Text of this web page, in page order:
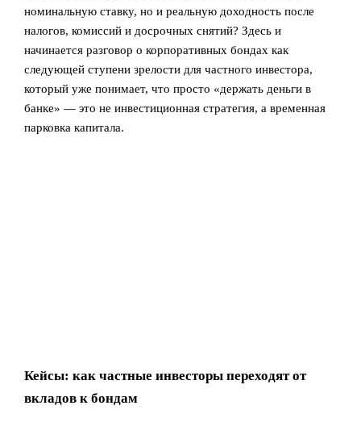
номинальную ставку, но и реальную доходность после
налогов, комиссий и досрочных снятий? Здесь и
начинается разговор о корпоративных бондах как
следующей ступени зрелости для частного инвестора,
который уже понимает, что просто «держать деньги в
банке» — это не инвестиционная стратегия, а временная
парковка капитала.
Кейсы: как частные инвесторы переходят от
вкладов к бондам